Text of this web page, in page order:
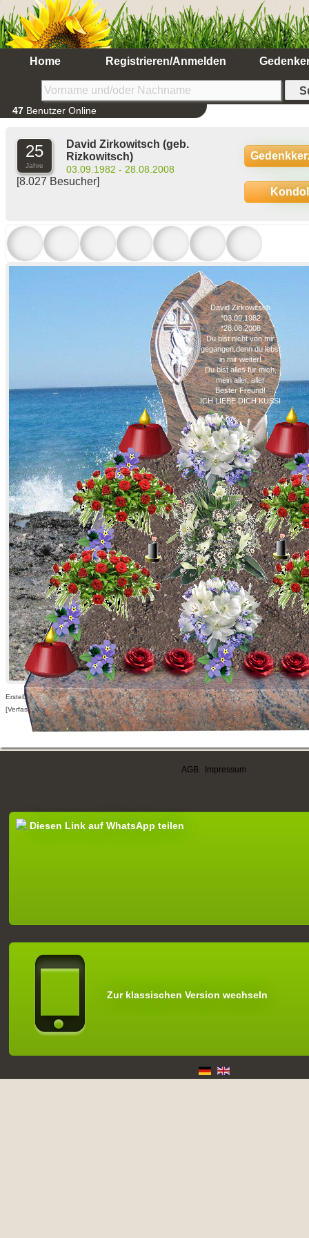
Home Registrieren/Anmelden
47 Benutzer Online
25
Jahre
David Zirkowitsch (geb.
Rizkowitsch)
03.09.1982 - 28.08.2008
[8.027 Besucher]
David Zirkowitsch
*03.09.1982
*28.08.2008
Du bist nicht von mir
gegangen,denn du lebst
in mir weiter!
Du bist alles für mich,
mein aller, aller
Bester Freund!
ICH LIEBE DICH KUSSI
Erstellt am 01.11.2011,
[Verfasser nur für angemeldete Benutzer sichtbar]
AGB Impressum
Diesen Link auf WhatsApp teilen
Zur klassischen Version wechseln